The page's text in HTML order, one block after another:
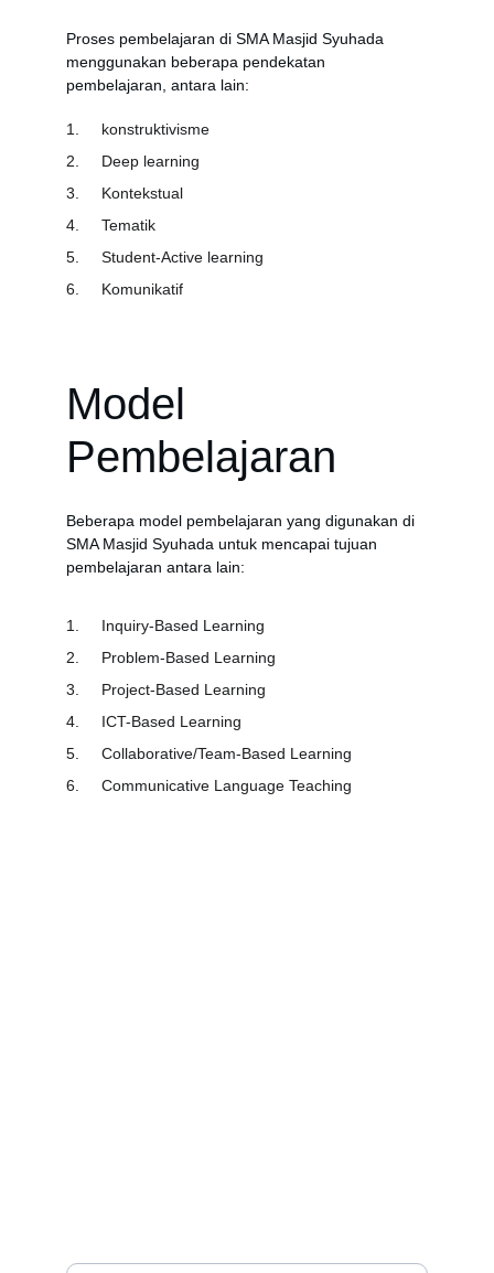
Proses pembelajaran di SMA Masjid Syuhada
menggunakan beberapa pendekatan
pembelajaran, antara lain:
1.	konstruktivisme
2.	Deep learning
3.	Kontekstual
4.	Tematik
5.	Student-Active learning
6.	Komunikatif
Model
Pembelajaran
Beberapa model pembelajaran yang digunakan di
SMA Masjid Syuhada untuk mencapai tujuan
pembelajaran antara lain:
1.	Inquiry-Based Learning
2.	Problem-Based Learning
3.	Project-Based Learning
4.	ICT-Based Learning
5.	Collaborative/Team-Based Learning
6.	Communicative Language Teaching